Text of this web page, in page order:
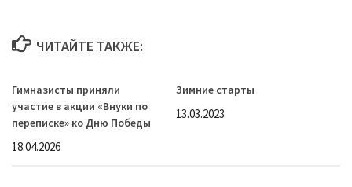
ЧИТАЙТЕ ТАКЖЕ:
Гимназисты приняли
участие в акции «Внуки по
переписке» ко Дню Победы
18.04.2026
Зимние старты
13.03.2023